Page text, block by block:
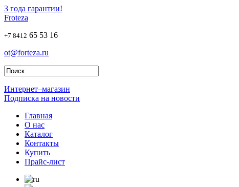
3 года гарантии!
Froteza
+7 8412 65 53 16
ot@forteza.ru
Интернет–магазин
Подписка на новости
Главная
О нас
Каталог
Контакты
Купить
Прайс-лист